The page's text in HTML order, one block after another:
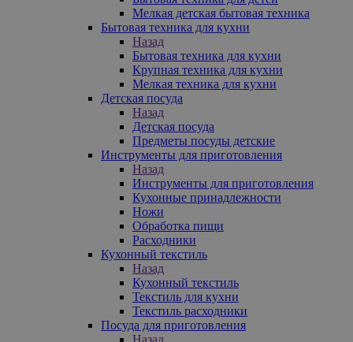
Мелкая детская бытовая техника
Бытовая техника для кухни
Назад
Бытовая техника для кухни
Крупная техника для кухни
Мелкая техника для кухни
Детская посуда
Назад
Детская посуда
Предметы посуды детские
Инструменты для приготовления
Назад
Инструменты для приготовления
Кухонные принадлежности
Ножи
Обработка пищи
Расходники
Кухонный текстиль
Назад
Кухонный текстиль
Текстиль для кухни
Текстиль расходники
Посуда для приготовления
Назад